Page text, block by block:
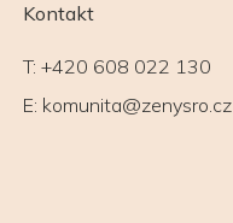
Kontakt
T: +420 608 022 130
E: komunita@zenysro.cz